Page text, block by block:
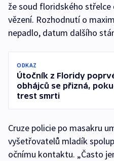
že soud floridského
vězení. Rozhodnutí o
nepadlo, datum dalšího
ODKAZ
Útočník z Floridy
obhájců se přizná,
trest smrti
Cruze policie po masakru
vyšetřovatelů mladík
očnímu kontaktu. „Často